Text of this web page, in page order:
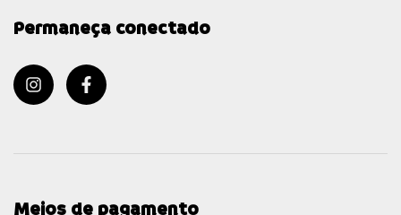
Permaneça conectado
Meios de pagamento